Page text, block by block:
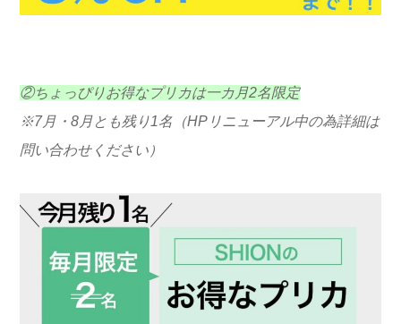
②ちょっぴりお得なプリカは一カ月2名限定
※7月・8月とも残り1名（HPリニューアル中の為詳細は
問い合わせください）